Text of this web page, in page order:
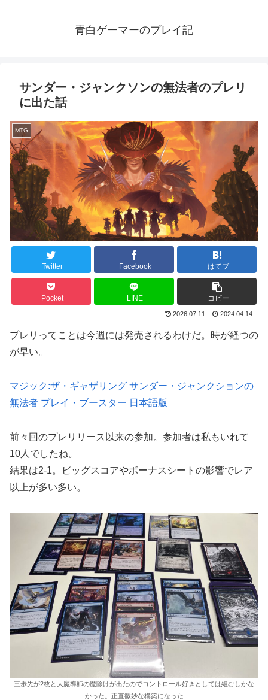
青白ゲーマーのプレイ記
サンダー・ジャンクソンの無法者のプレリ
に出た話
MTG
Twitter Facebook はてブ
Pocket LINE コピー
2026.07.11 2024.04.14
プレリってことは今週には発売されるわけだ。時が経つの
が早い。
マジック:ザ・ギャザリング サンダー・ジャンクションの
無法者 プレイ・ブースター 日本語版
前々回のプレリリース以来の参加。参加者は私もいれて
10人でしたね。
結果は2-1。ビッグスコアやボーナスシートの影響でレア
以上が多い多い。
三歩先が2枚と大魔導師の魔除けが出たのでコントロール好きとしては組むしかな
かった。正直微妙な構築になった